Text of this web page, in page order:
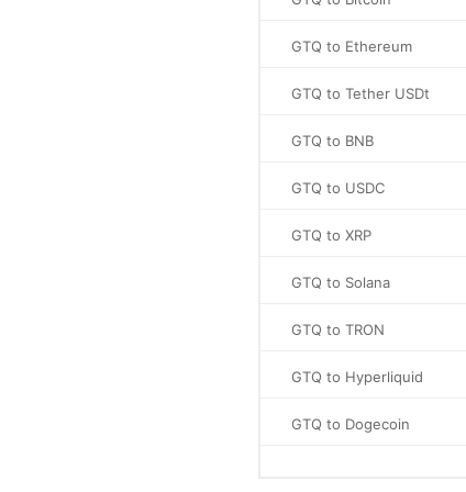
GTQ to Ethereum
GTQ to Tether USDt
GTQ to BNB
GTQ to USDC
GTQ to XRP
GTQ to Solana
GTQ to TRON
GTQ to Hyperliquid
GTQ to Dogecoin